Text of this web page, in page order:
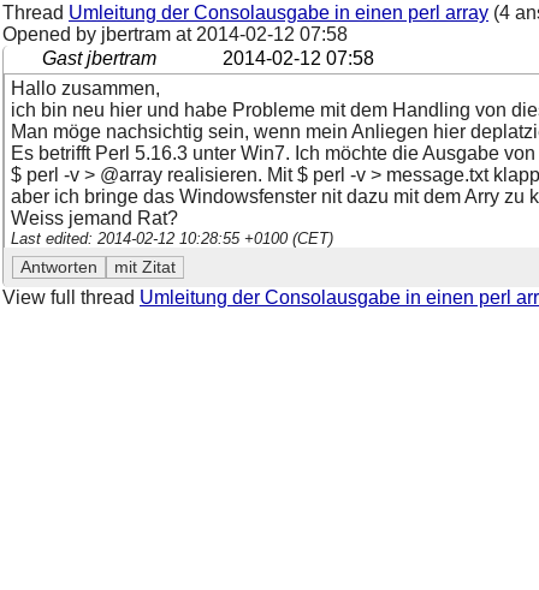
Thread Umleitung der Consolausgabe in einen perl array (4
Opened by jbertram at 2014-02-12 07:58
Gast jbertram
2014-02-12 07:58
Hallo zusammen,
ich bin neu hier und habe Probleme mit dem Handling von
Man möge nachsichtig sein, wenn mein Anliegen hier
Es betrifft Perl 5.16.3 unter Win7. Ich möchte die Ausgabe von
$ perl -v > @array realisieren. Mit $ perl -v > message.txt
aber ich bringe das Windowsfenster nit dazu mit dem Arry zu
Weiss jemand Rat?
Last edited: 2014-02-12 10:28:55 +0100 (CET)
View full thread Umleitung der Consolausgabe in einen perl